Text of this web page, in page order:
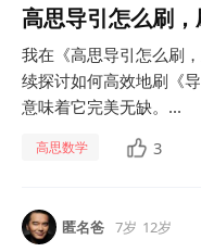
高思导引怎么刷
我在《高思导引怎么刷
续探讨如何高效地刷《
意味着它完美无缺。...
高思数学 3
匿名爸 7岁 12岁